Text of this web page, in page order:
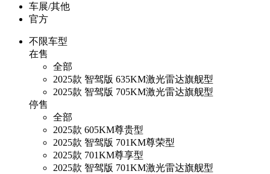
车展/其他
官方
不限车型
在售
全部
2025款 智驾版 635KM激光雷达旗舰型
2025款 智驾版 705KM激光雷达旗舰型
停售
全部
2025款 605KM尊贵型
2025款 智驾版 701KM尊荣型
2025款 701KM尊享型
2025款 智驾版 701KM激光雷达旗舰型